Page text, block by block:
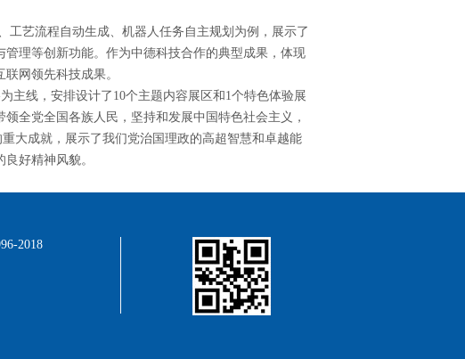
艺流程自动生成、机器人任务自主规划为例，展示了
理等创新功能。作为中德科技合作的典型成果，体现
网领先科技成果。
线，安排设计了10个主题内容展区和1个特色体验展
全党全国各族人民，坚持和发展中国特色社会主义，
大成就，展示了我们党治国理政的高超智慧和卓越能
好精神风貌。
2018